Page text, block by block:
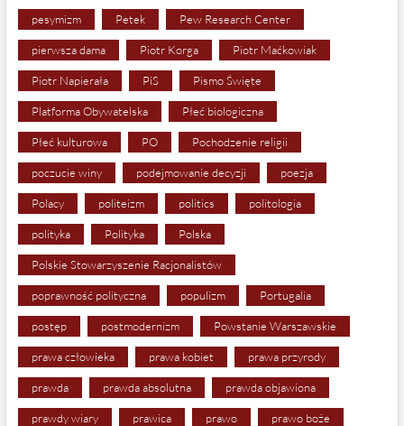
pesymizm Petek Pew Research Center
pierwsza dama Piotr Korga Piotr Maćkowiak
Piotr Napierała PiS Pismo Święte
Platforma Obywatelska Płeć biologiczna
Płeć kulturowa PO Pochodzenie religii
poczucie winy podejmowanie decyzji poezja
Polacy politeizm politics politologia
polityka Polityka Polska
Polskie Stowarzyszenie Racjonalistów
poprawność polityczna populizm Portugalia
postęp postmodernizm Powstanie Warszawskie
prawa człowieka prawa kobiet prawa przyrody
prawda prawda absolutna prawda objawiona
prawdy wiary prawica prawo prawo boże